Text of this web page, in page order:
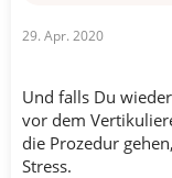
29. Apr. 2020
Und falls Du
vor dem
die Prozedur
Stress.